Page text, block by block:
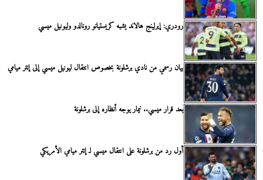
رودري: إيرلينج هالاند يشبه كريستيانو رونالدو وليونيل ميسي
بيان رسمي من نادي برشلونة بخصوص انتقال ليونيل ميسي إلى إنتر ميامي
بعد قرار ميسي.. نيمار يوجه أنظاره إلى برشلونة
أول رد من برشلونة على انتقال ميسي لـ إنتر ميامي الأمريكي